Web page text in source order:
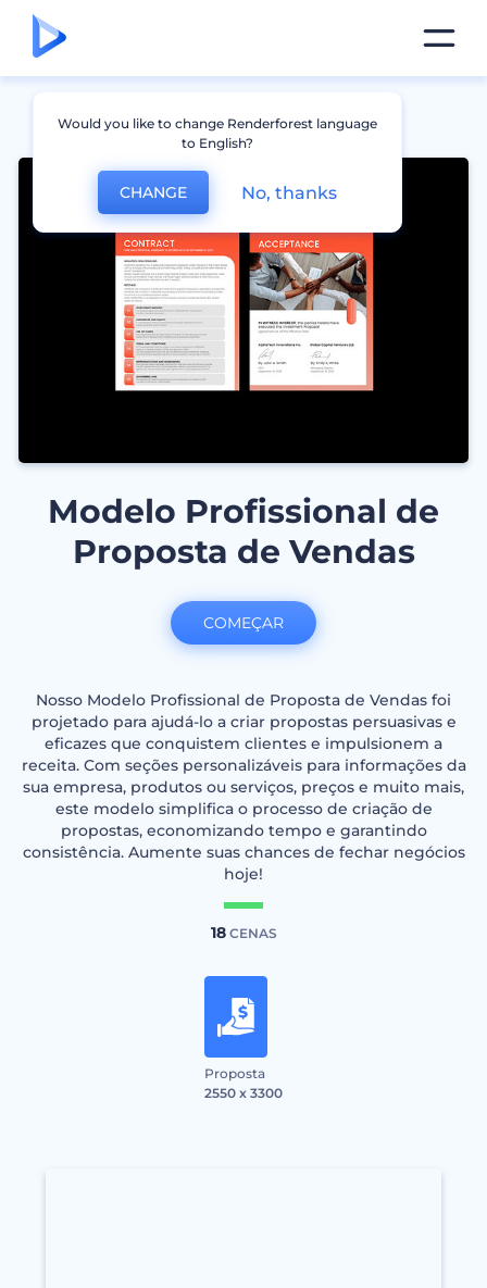
Modelo Profissional de
Proposta de Vendas
Nosso Modelo Profissional de Proposta de Vendas foi
projetado para ajudá-lo a criar propostas persuasivas e
eficazes que conquistem clientes e impulsionem a
receita. Com seções personalizáveis para informações da
sua empresa, produtos ou serviços, preços e muito mais,
este modelo simplifica o processo de criação de
propostas, economizando tempo e garantindo
consistência. Aumente suas chances de fechar negócios
hoje!
18CENAS
Proposta
2550 x 3300
COMEÇAR
Would you like to change Renderforest language
to English?
CHANGE No, thanks